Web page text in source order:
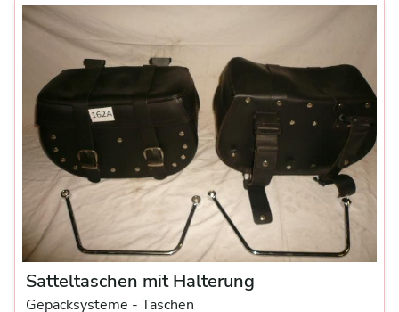
Satteltaschen mit Halterung
Gepäcksysteme - Taschen